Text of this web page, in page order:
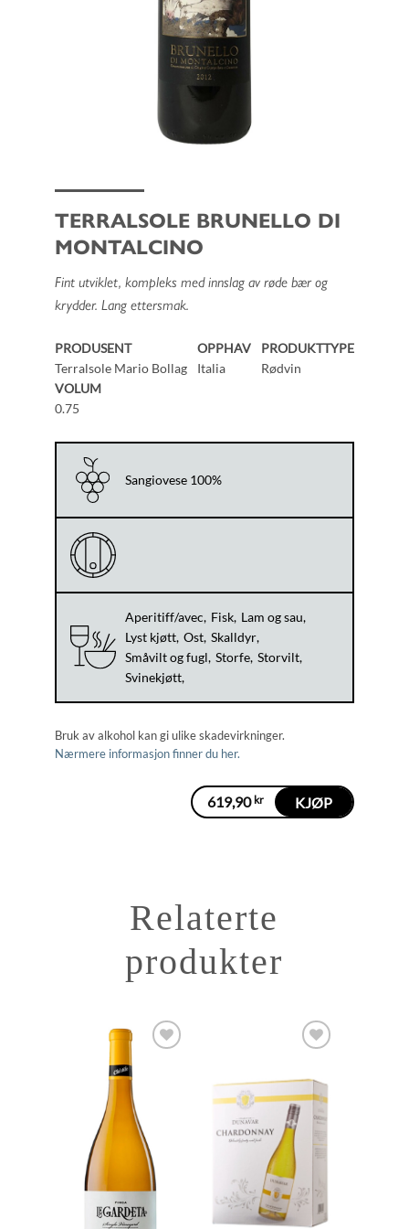
TERRALSOLE BRUNELLO DI
MONTALCINO
Fint utviklet, kompleks med innslag av røde bær og
krydder. Lang ettersmak.
PRODUSENT
Terralsole Mario Bollag
OPPHAV
Italia
PRODUKTTYPE
Rødvin
VOLUM
0.75
Sangiovese 100%
Aperitiff/avec Fisk Lam og sau
Lyst kjøtt Ost Skalldyr
Småvilt og fugl Storfe Storvilt
Svinekjøtt
Bruk av alkohol kan gi ulike skadevirkninger.
Nærmere informasjon finner du her.
619,90 kr KJØP
Relaterte
produkter